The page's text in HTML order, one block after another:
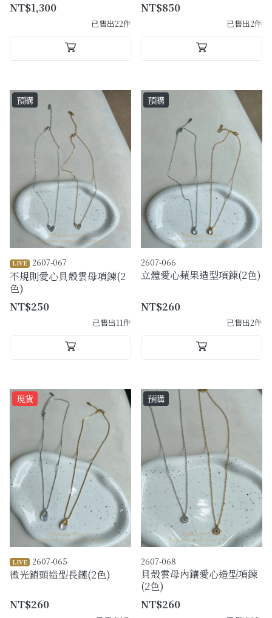
NT$1,300
已售出22件
NT$850
已售出2件
預購
LIVE 2607-067
不規則愛心貝殼雲母項鍊(2
色)
NT$250
已售出11件
預購
2607-066
立體愛心蘋果造型項鍊(2色)
NT$260
已售出2件
現貨
LIVE 2607-065
微光鎖頭造型長鏈(2色)
NT$260
預購
2607-068
貝殼雲母內鑲愛心造型項鍊
(2色)
NT$260